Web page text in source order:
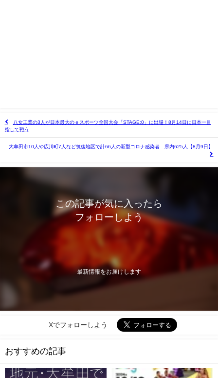
八女工業の3人が日本最大のｅスポーツ全国大会「STAGE:0」に出場！8月14日に日本一目
指して戦う
大牟田市10人や広川町7人など筑後地区で計66人の新型コロナ感染者 県内625人【8月9日】
この記事が気に入ったら
フォローしよう
最新情報をお届けします
Xでフォローしよう
おすすめの記事